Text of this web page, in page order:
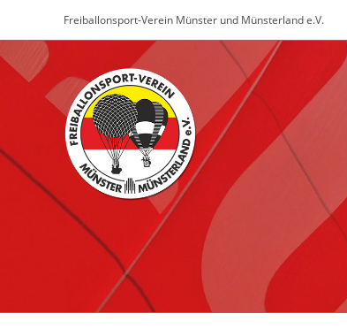
springen
Freiballonsport-Verein Münster und Münsterland e.V.